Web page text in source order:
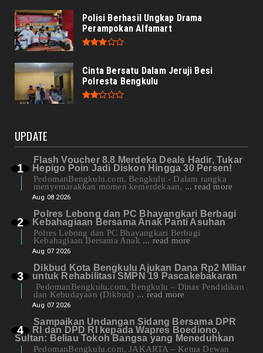
Polisi Berhasil Ungkap Drama
Perampokan Alfamart
Cinta Bersatu Dalam Jeruji Besi
Polresta Bengkulu
UPDATE
Flash Voucher 8.8 Merdeka Deals Hadir, Tukar
Hepigo Poin Jadi Diskon Hingga 30 Persen!
PedomanBengkulu.com, Bengkulu - Dalam rangka
menyemarakkan momen kemerdekaan, ... read more
Aug 08 2026
Polres Lebong dan PC Bhayangkari Berbagi
Kebahagiaan Bersama Anak Panti Asuhan
Polres Lebong dan PC Bhayangkari Berbagi
Kebahagiaan Bersama Anak ... read more
Aug 07 2026
Dikbud Kota Bengkulu Ajukan Dana Rp2 Miliar
untuk Rehabilitasi SMPN 19 Pascakebakaran
PedomanBengkulu.com, Bengkulu – Dinas Pendidikan
dan Kebudayaan (Dikbud) ... read more
Aug 07 2026
Sampaikan Undangan Sidang Bersama DPR
RI dan DPD RI kepada Wapres Boediono,
Sultan: Beliau Tokoh Bangsa yang Meneduhkan
PedomanBengkulu.com, JAKARTA – Ketua Dewan